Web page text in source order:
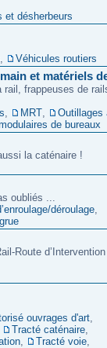
et désherbeurs
Véhicules routiers
et matériels
frappeuses de
MRT
Outillages
de bureaux
la caténaire !
oubliés ...
déroulage
Route
ouvrages d'art
Tracté caténaire
Tracté voie